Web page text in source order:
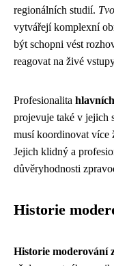
regionálních studií.
vytvářejí komplexní
být schopni vést
reagovat na živé
Profesionalita
projevuje také v jejich
musí koordinovat více
Jejich klidný a
důvěryhodnosti
Historie
Historie moderování